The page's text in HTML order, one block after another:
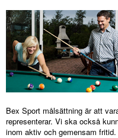
Bex Sport målsättning är att
representerar. Vi ska också
inom aktiv och gemensam fritid.